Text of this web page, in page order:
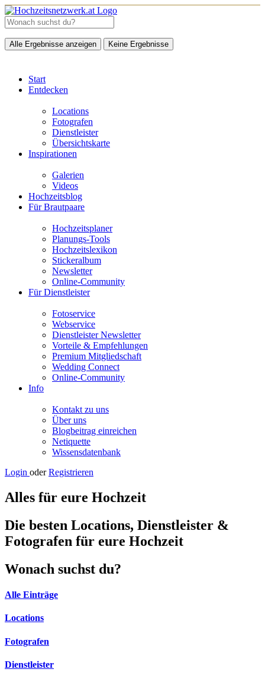
Alle Ergebnisse anzeigen Keine Ergebnisse
Start
Entdecken
Locations
Fotografen
Dienstleister
Übersichtskarte
Inspirationen
Galerien
Videos
Hochzeitsblog
Für Brautpaare
Hochzeitsplaner
Planungs-Tools
Hochzeitslexikon
Stickeralbum
Newsletter
Online-Community
Für Dienstleister
Fotoservice
Webservice
Dienstleister Newsletter
Vorteile & Empfehlungen
Premium Mitgliedschaft
Wedding Connect
Online-Community
Info
Kontakt zu uns
Über uns
Blogbeitrag einreichen
Netiquette
Wissensdatenbank
Login oder Registrieren
Alles für eure Hochzeit
Die besten Locations, Dienstleister &
Fotografen für eure Hochzeit
Wonach suchst du?
Alle Einträge
Locations
Fotografen
Dienstleister